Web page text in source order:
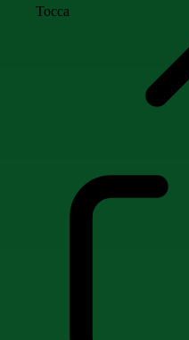
Tocca